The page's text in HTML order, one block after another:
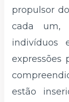
propulsor
cada um,
indivíduos
expressões
estão